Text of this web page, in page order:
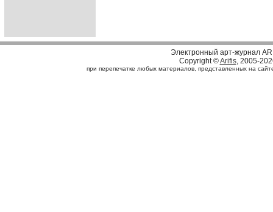
Электронный арт-журнал
Copyright ©Arifis, 2005-
при перепечатке любых материалов, представленных на